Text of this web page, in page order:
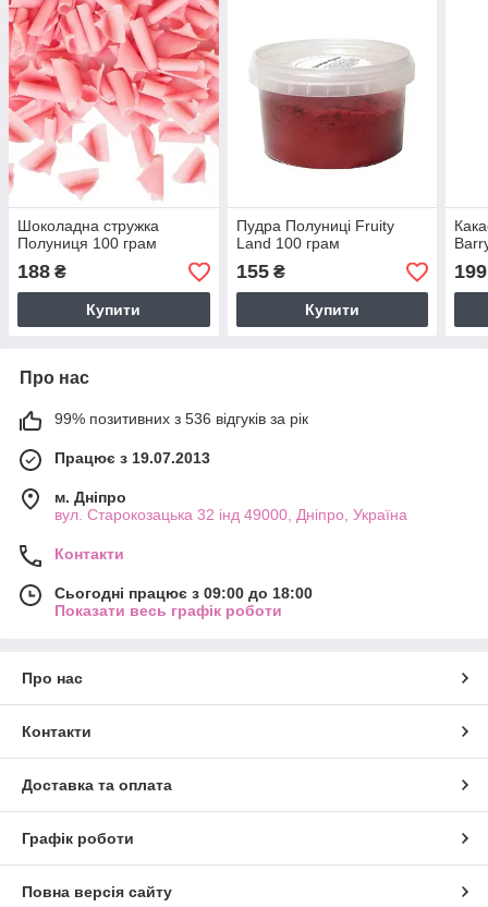
Шоколадна стружка
Полуниця 100 грам
188 ₴
Купити
Пудра Полуниці Fruity
Land 100 грам
155₴
Купити
199
Про нас
99% позитивних з 536 відгуків за рік
Працює з 19.07.2013
м. Дніпро
вул. Старокозацька 32 інд 49000, Дніпро, Україна
Контакти
Сьогодні працює з 09:00 до 18:00
Показати весь графік роботи
Про нас
Контакти
Доставка та оплата
Графік роботи
Повна версія сайту